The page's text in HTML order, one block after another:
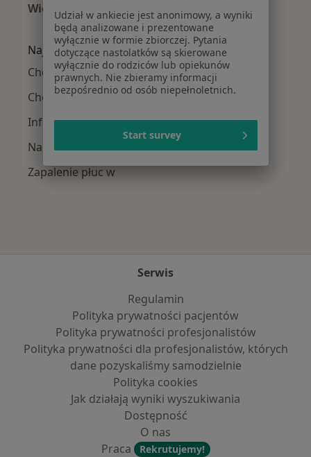
Więcej (3)
Więcej w kategorii: W pobliżu
Najczęście leczone choroby
Choroby płuc w
Choroby wewnętrzne w
Infekcje dróg oddechowych w
Nadciśnienie tętnicze w
Zapalenie płuc w
Serwis
Regulamin
Polityka prywatności pacjentów
Polityka prywatności profesjonalistów
Polityka prywatności dla profesjonalistów, których
dane pozyskaliśmy samodzielnie
Polityka cookies
Jak działają wyniki wyszukiwania
Dostępność
O nas
Praca
Rekrutujemy!
Udział w ankiecie jest anonimowy, a wyniki
będą analizowane i prezentowane
wyłącznie w formie zbiorczej. Pytania
dotyczące nastolatków są skierowane
wyłącznie do rodziców lub opiekunów
prawnych. Nie zbieramy informacji
bezpośrednio od osób niepełnoletnich.
Start survey